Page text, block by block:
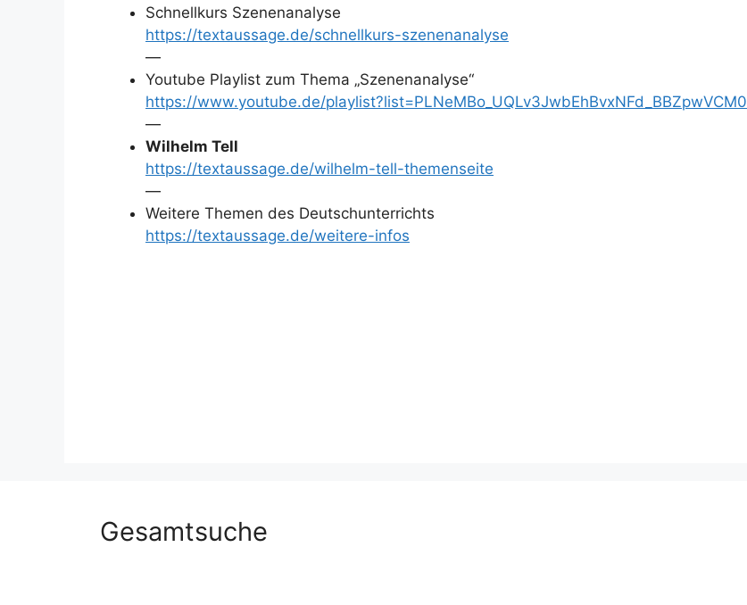
Schnellkurs Szenenanalyse
https://textaussage.de/schnellkurs-szenenanalyse
—
Youtube Playlist zum Thema „Szenenanalyse“
https://www.youtube.de/playlist?list=PLNeMBo_UQLv3JwbEhBvxNFd_BBZpwVCM0
—
Wilhelm Tell
https://textaussage.de/wilhelm-tell-themenseite
—
Weitere Themen des Deutschunterrichts
https://textaussage.de/weitere-infos
Gesamtsuche